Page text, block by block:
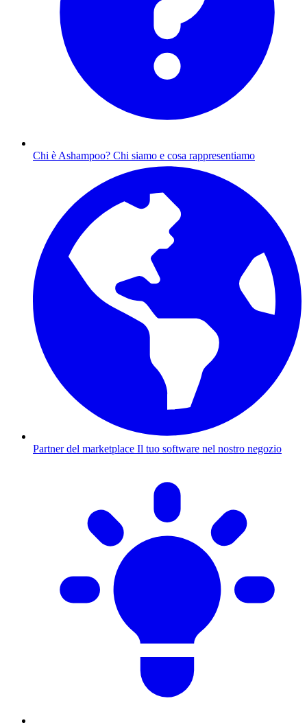
Chi è Ashampoo? Chi siamo e cosa rappresentiamo
Partner del marketplace Il tuo software nel nostro negozio